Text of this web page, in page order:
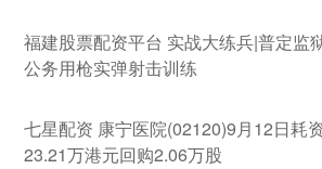
福建股票配资平台 实战大练兵|普定监
公务用枪实弹射击训练
七星配资 康宁医院(02120)9月12日耗
23.21万港元回购2.06万股